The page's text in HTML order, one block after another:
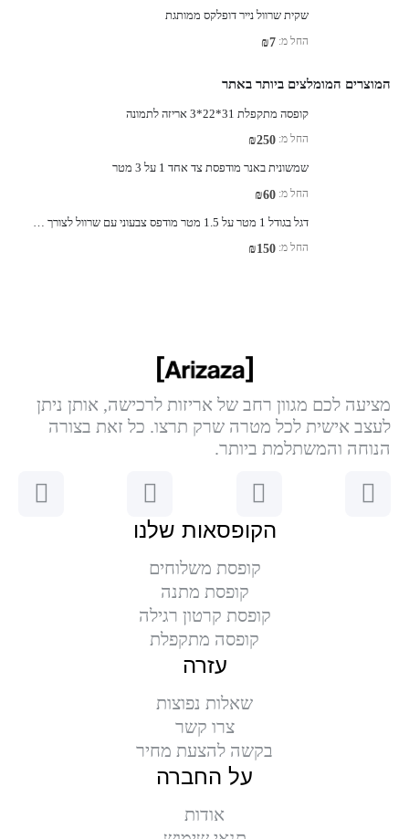
שקית שרוול נייר דופלקס ממותגת
החל מ: ₪7
המוצרים המומלצים ביותר באתר
קופסה מתקפלת 31*22*3 אריזה לתמונה
החל מ: ₪250
שמשונית באנר מודפסת צד אחד 1 על 3 מטר
החל מ: ₪60
החל מ: ₪150
מציעה לכם מגוון רחב של אריזות לרכישה, אותן ניתן
לעצב אישית לכל מטרה שרק תרצו. כל זאת בצורה
הנוחה והמשתלמת ביותר.
הקופסאות שלנו
קופסת משלוחים
קופסת מתנה
קופסת קרטון רגילה
קופסה מתקפלת
עזרה
שאלות נפוצות
צרו קשר
בקשה להצעת מחיר
על החברה
אודות